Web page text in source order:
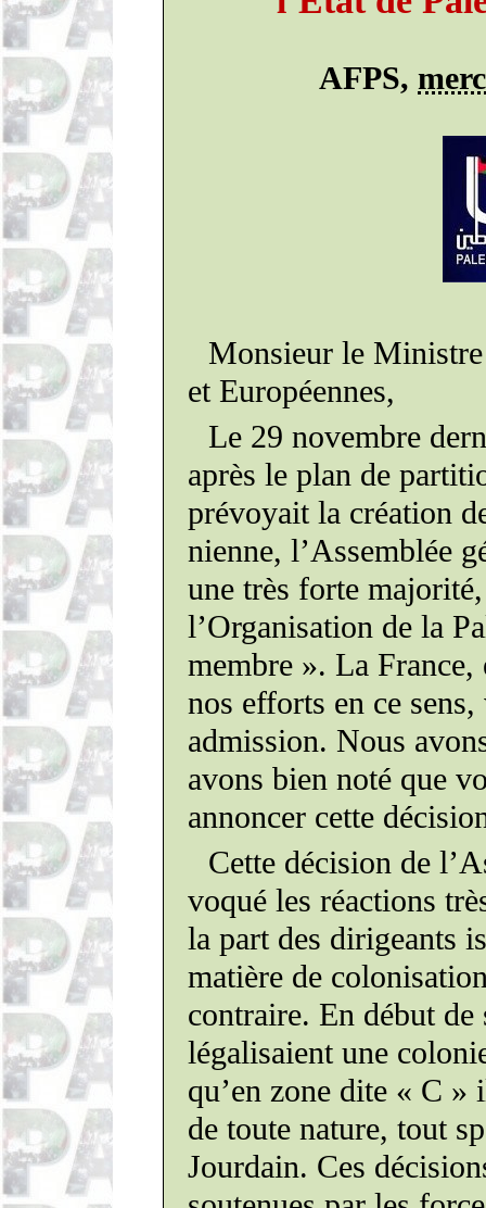
AFPS,
Monsieur le
et Européennes,
Le 29 novembre
après le plan de
pré­voyaitla création
nienne, l’Assemblée
une très forte
l’Organisation de la
membre ». La France,
nos efforts en ce
admission. Nous
avons bien noté que
annoncer cette
Cette décision de
voqué lesréac­tions
la part des diri­geants
matière de
contraire. En début
léga­li­saientune
qu’en zone dite « C
de toute nature, tout
Jourdain. Ces